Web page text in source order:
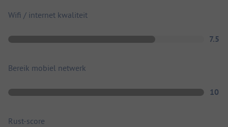
Wifi / internet kwaliteit
7.5
Bereik mobiel netwerk
10
Rust-score